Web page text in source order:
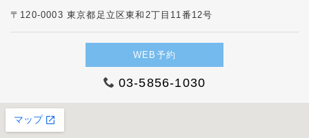
〒120-0003 東京都足立区東和2丁目11番12号
WEB予約
03-5856-1030